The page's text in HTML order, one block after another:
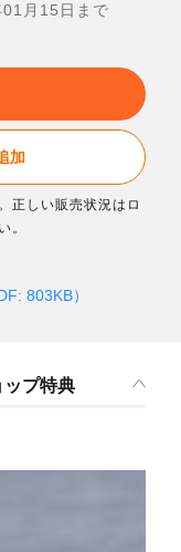
月15日まで
加
正しい販売状況はロ
。
803KB）
ップ特典